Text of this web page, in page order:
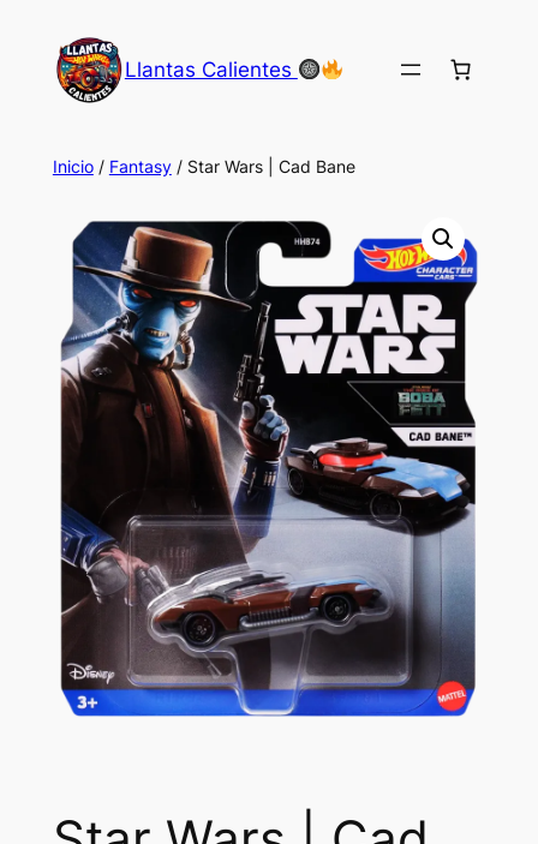
contenido
Llantas Calientes
Inicio/ Fantasy/ Star Wars | Cad Bane